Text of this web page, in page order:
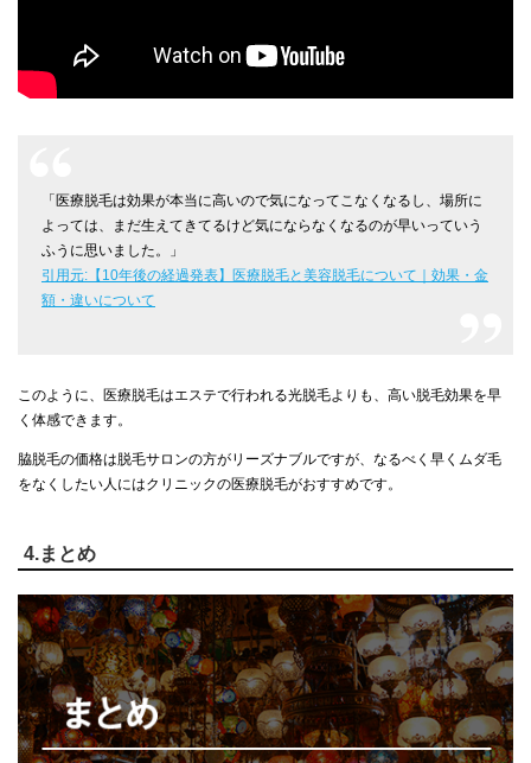
「医療脱毛は効果が本当に高いので気になってこなくなるし、場所に
よっては、まだ生えてきてるけど気にならなくなるのが早いっていう
ふうに思いました。」
引用元:【10年後の経過発表】医療脱毛と美容脱毛について｜効果・金
額・違いについて
このように、医療脱毛はエステで行われる光脱毛よりも、高い脱毛効果を早
く体感できます。
脇脱毛の価格は脱毛サロンの方がリーズナブルですが、なるべく早くムダ毛
をなくしたい人にはクリニックの医療脱毛がおすすめです。
4.まとめ